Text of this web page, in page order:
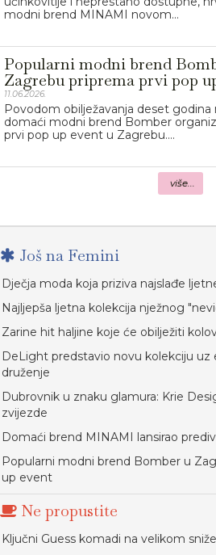
modni brend MINAMI novom...
Popularni modni brend
Zagrebu priprema prvi pop
11.06.2026.
Povodom obilježavanja deset godina
domaći modni brend Bomber
prvi pop up event u Zagrebu....
više...
Još na Femini
Dječja moda koja priziva najslađe
Najljepša ljetna kolekcija nježnog
Zarine hit haljine koje će obilježiti
DeLight predstavio novu kolekciju uz
druženje
Dubrovnik u znaku glamura: Krie
zvijezde
Domaći brend MINAMI lansirao
Popularni modni brend Bomber u
up event
Ne propustite
Ključni Guess komadi na velikom